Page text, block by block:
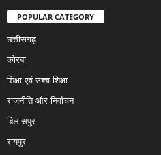
POPULAR CATEGORY
छत्तीसगढ़
कोरबा
शिक्षा एवं उच्च-शिक्षा
राजनीति और निर्वाचन
बिलासपुर
रायपुर